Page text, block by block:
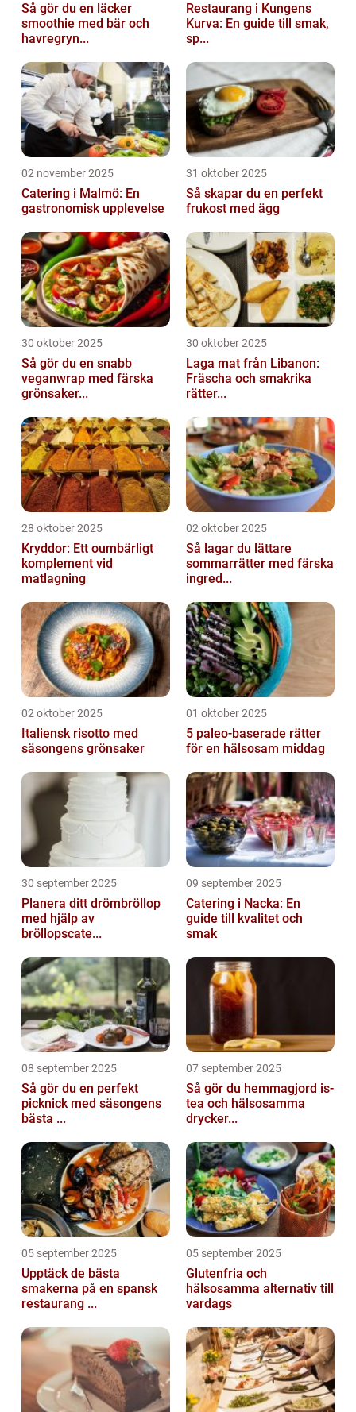
Så gör du en läcker
smoothie med bär och
havregryn...
Restaurang i Kungens
Kurva: En guide till smak,
sp...
02 november 2025
Catering i Malmö: En
gastronomisk upplevelse
31 oktober 2025
Så skapar du en perfekt
frukost med ägg
30 oktober 2025
Så gör du en snabb
veganwrap med färska
grönsaker...
30 oktober 2025
Laga mat från Libanon:
Fräscha och smakrika
rätter...
28 oktober 2025
Kryddor: Ett oumbärligt
komplement vid
matlagning
02 oktober 2025
Så lagar du lättare
sommarrätter med färska
ingred...
02 oktober 2025
Italiensk risotto med
säsongens grönsaker
01 oktober 2025
5 paleo-baserade rätter
för en hälsosam middag
30 september 2025
Planera ditt drömbröllop
med hjälp av
bröllopscate...
09 september 2025
Catering i Nacka: En
guide till kvalitet och
smak
08 september 2025
Så gör du en perfekt
picknick med säsongens
bästa ...
07 september 2025
Så gör du hemmagjord is-
tea och hälsosamma
drycker...
05 september 2025
Upptäck de bästa
smakerna på en spansk
restaurang ...
05 september 2025
Glutenfria och
hälsosamma alternativ till
vardags